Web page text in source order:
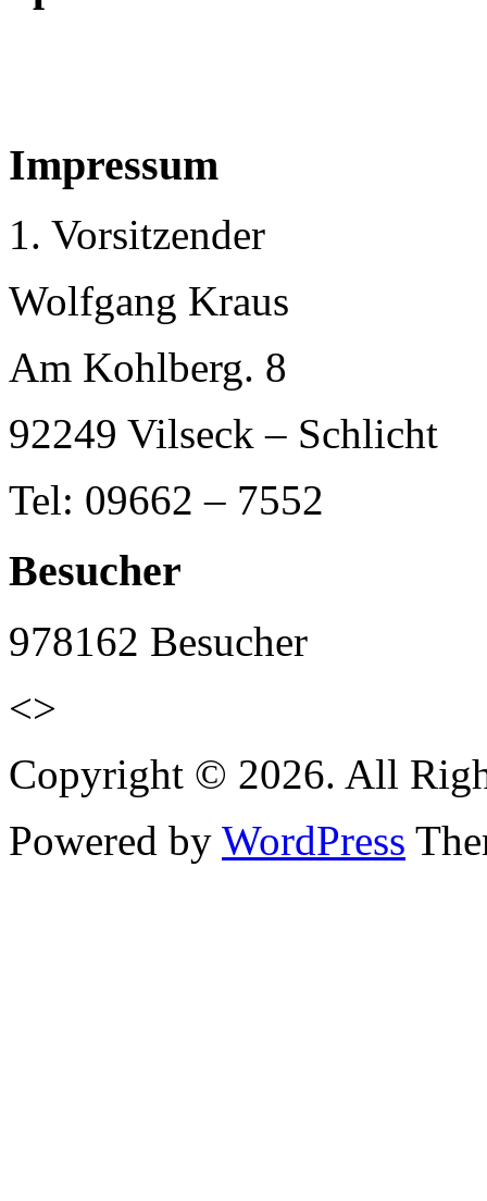
Impressum
1. Vorsitzender
Wolfgang Kraus
Am Kohlberg. 8
92249 Vilseck – Schlicht
Tel: 09662 – 7552
Besucher
978162 Besucher
<>
Copyright © 2026. All
Powered by WordPress